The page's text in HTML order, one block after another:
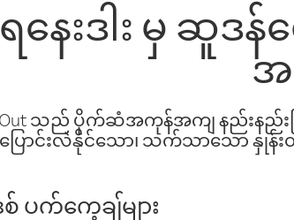
နေးဒါး မှ ဆူဒ
အ
Out သည် ပိုက်ဆံအကုန်အကျ နည်းနည်းဖ
ပြောင်းလဲနိုင်သော၊ သက်သာသော နှုန်း
ပက်ကေ့ချ်များ